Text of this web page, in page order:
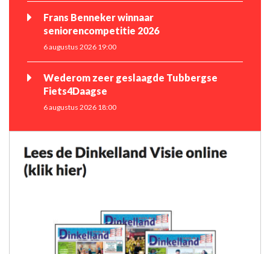
Frans Benneker winnaar
seniorencompetitie 2026
6 augustus 2026 19:00
Wederom zeer geslaagde Tubbergse
Fiets4Daagse
6 augustus 2026 18:00